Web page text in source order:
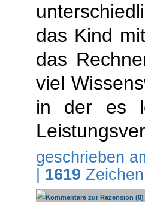
das Kind
das
viel
in der es
geschrieben
1619 Zeichen
Kommentare zur Rezension (0)